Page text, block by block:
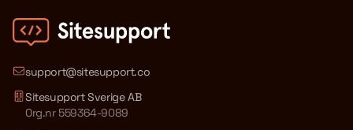
support@sitesupport.co
Sitesupport Sverige AB
Org.nr 559364-9089